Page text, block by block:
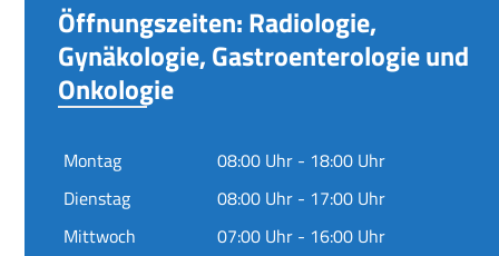
Öffnungszeiten: Radiologie,
Gynäkologie, Gastroenterologie und
Onkologie
Montag
08:00 Uhr - 18:00 Uhr
Dienstag
08:00 Uhr - 17:00 Uhr
Mittwoch
07:00 Uhr - 16:00 Uhr